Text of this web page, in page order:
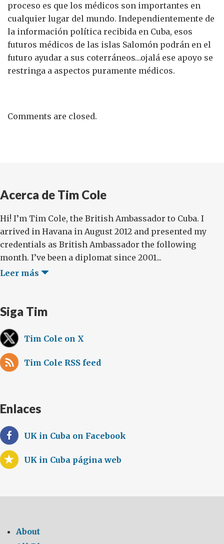
proceso es que los médicos son importantes en
cualquier lugar del mundo. Independientemente de
la información política recibida en Cuba, esos
futuros médicos de las islas Salomón podrán en el
futuro ayudar a sus coterráneos…ojalá ese apoyo se
restringa a aspectos puramente médicos.
Comments are closed.
Acerca de Tim Cole
Hi! I’m Tim Cole, the British Ambassador to Cuba. I
arrived in Havana in August 2012 and presented my
credentials as British Ambassador the following
month. I’ve been a diplomat since 2001...
Leer más
Siga Tim
Tim Cole on X
Tim Cole RSS feed
Enlaces
UK in Cuba on Facebook
UK in Cuba página web
About